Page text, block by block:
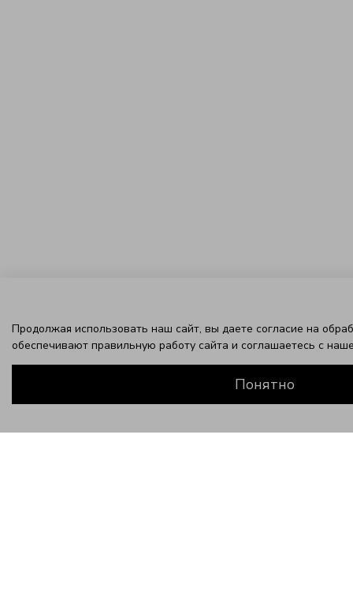
Продолжая использовать наш сайт, вы даете согласие на
обеспечивают правильную работу сайта и соглашаетесь с
Понятно